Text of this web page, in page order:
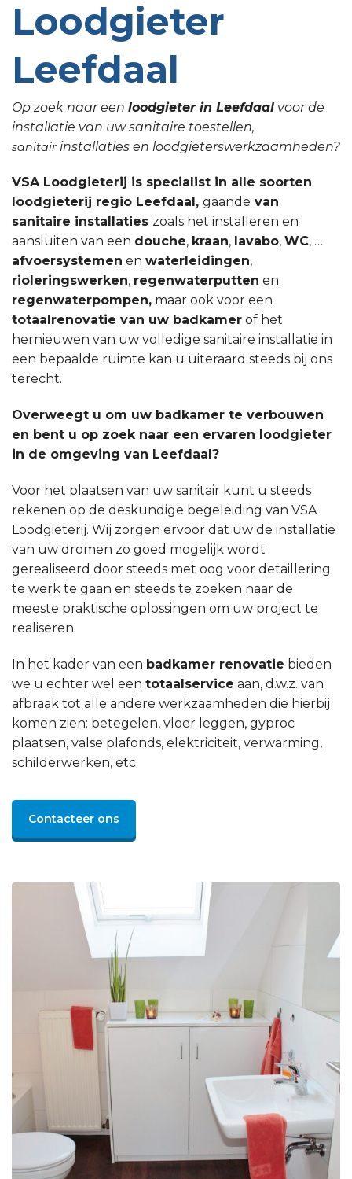
Loodgieter
Leefdaal
Op zoek naar een loodgieter in Leefdaal voor de
installatie van uw sanitaire toestellen,
sanitair installaties en loodgieterswerkzaamheden?
VSA Loodgieterij is specialist in alle soorten
loodgieterij regio Leefdaal, gaande van
sanitaire installaties zoals het installeren en
aansluiten van een douche, kraan, lavabo, WC, …
afvoersystemen en waterleidingen,
rioleringswerken, regenwaterputten en
regenwaterpompen, maar ook voor een
totaalrenovatie van uw badkamer of het
hernieuwen van uw volledige sanitaire installatie in
een bepaalde ruimte kan u uiteraard steeds bij ons
terecht.
Overweegt u om uw badkamer te verbouwen
en bent u op zoek naar een ervaren loodgieter
in de omgeving van Leefdaal?
Voor het plaatsen van uw sanitair kunt u steeds
rekenen op de deskundige begeleiding van VSA
Loodgieterij. Wij zorgen ervoor dat uw de installatie
van uw dromen zo goed mogelijk wordt
gerealiseerd door steeds met oog voor detaillering
te werk te gaan en steeds te zoeken naar de
meeste praktische oplossingen om uw project te
realiseren.
In het kader van een badkamer renovatie bieden
we u echter wel een totaalservice aan, d.w.z. van
afbraak tot alle andere werkzaamheden die hierbij
komen zien: betegelen, vloer leggen, gyproc
plaatsen, valse plafonds, elektriciteit, verwarming,
schilderwerken, etc.
Contacteer ons